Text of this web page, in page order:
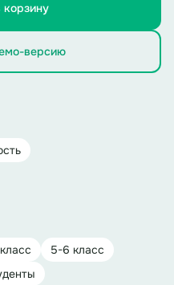
корзину
версию
5-6 класс